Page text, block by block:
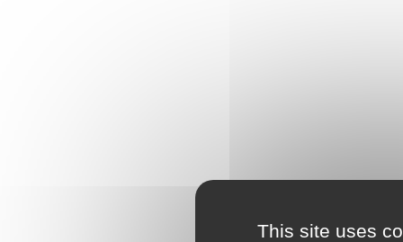
This site uses